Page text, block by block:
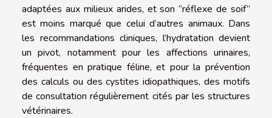
adaptées aux milieux arides, et son “réflexe de soif”
est moins marqué que celui d’autres animaux. Dans
les recommandations cliniques, l’hydratation devient
un pivot, notamment pour les affections urinaires,
fréquentes en pratique féline, et pour la prévention
des calculs ou des cystites idiopathiques, des motifs
de consultation régulièrement cités par les structures
vétérinaires.